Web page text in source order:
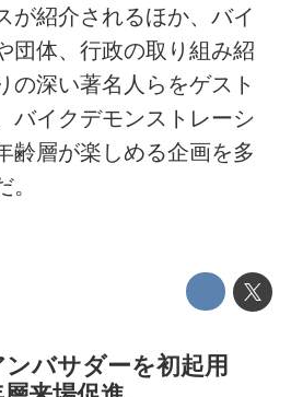
が紹介されるほか、バイ
団体、行政の取り組み紹
の深い著名人らをゲスト
バイクデモンストレーシ
齢層が楽しめる企画を多
バサダーを初起用